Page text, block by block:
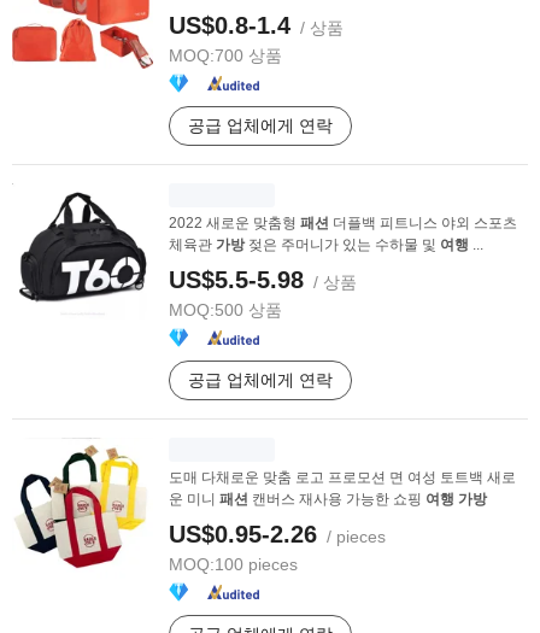
US$0.8-1.4 / 상품
MOQ:700 상품
공급 업체에게 연락
2022 새로운 맞춤형 패션 더플백 피트니스 야외 스포츠
체육관 가방젖은 주머니가 있는 수하물 및 여행 ...
US$5.5-5.98 / 상품
MOQ:500 상품
공급 업체에게 연락
도매 다채로운 맞춤 로고 프로모션 면 여성 토트백 새로
운 미니 패션 캔버스 재사용 가능한 쇼핑 여행 가방
US$0.95-2.26 / pieces
MOQ:100 pieces